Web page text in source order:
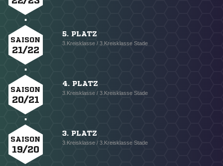
SAISON
21/22
5. PLATZ
3.Kreisklasse / 3.Kreisklasse Stade
SAISON
20/21
4. PLATZ
3.Kreisklasse / 3.Kreisklasse Stade
SAISON
19/20
3. PLATZ
3.Kreisklasse / 3.Kreisklasse Stade